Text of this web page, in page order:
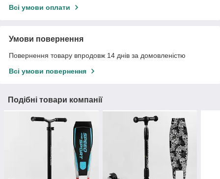
Всі умови оплати
Умови повернення
Повернення товару впродовж 14 днів за домовленістю
Всі умови повернення
Подібні товари компанії